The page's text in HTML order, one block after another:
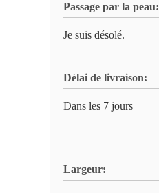
Passage par la peau:
Je suis désolé.
Délai de livraison:
Dans les 7 jours
Largeur: